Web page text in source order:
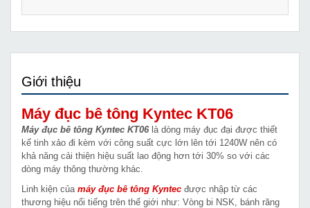
Giới thiệu
Máy đục bê tông Kyntec KT06
Máy đục bê tông Kyntec KT06 là dòng máy đục đại được thiết
kế tinh xảo đi kèm với công suất cực lớn lên tới 1240W nên có
khả năng cải thiện hiệu suất lao động hơn tới 30% so với các
dòng máy thông thường khác.
Linh kiện của máy đục bê tông Kyntec được nhập từ các
thương hiệu nổi tiếng trên thế giới như: Vòng bi NSK, bánh răng